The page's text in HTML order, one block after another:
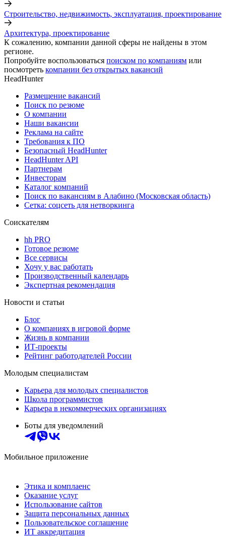
Строительство, недвижимость, эксплуатация, проектирование
Архитектура, проектирование
К сожалению, компании данной сферы не найдены в этом
регионе.
Попробуйте воспользоваться поиском по компаниям или
посмотреть компании без открытых вакансий
HeadHunter
Размещение вакансий
Поиск по резюме
О компании
Наши вакансии
Реклама на сайте
Требования к ПО
Безопасный HeadHunter
HeadHunter API
Партнерам
Инвесторам
Каталог компаний
Поиск по вакансиям в Алабино (Московская область)
Сетка: соцсеть для нетворкинга
Соискателям
hh PRO
Готовое резюме
Все сервисы
Хочу у вас работать
Производственный календарь
Экспертная рекомендация
Новости и статьи
Блог
О компаниях в игровой форме
Жизнь в компании
ИТ-проекты
Рейтинг работодателей России
Молодым специалистам
Карьера для молодых специалистов
Школа программистов
Карьера в некоммерческих организациях
Боты для уведомлений
Мобильное приложение
Этика и комплаенс
Оказание услуг
Использование сайтов
Защита персональных данных
Пользовательское соглашение
ИТ аккредитация